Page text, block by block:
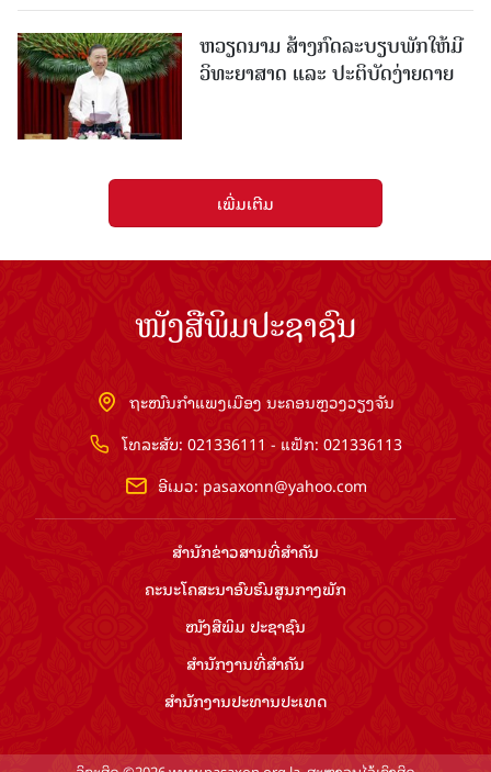
ຫວຽດນາມ ສ້າງກົດລະບຽບພັກໃຫ້ມີ
ວິທະຍາສາດ ແລະ ປະຕິບັດງ່າຍດາຍ
ເພີ່ມເຕີມ
ໜັງສືພິມປະຊາຊົນ
ຖະໜົນກຳແພງເມືອງ ນະຄອນຫຼວງວຽງຈັນ
ໂທລະສັບ: 021336111 - ແຟັກ: 021336113
ອີເມວ: pasaxonn@yahoo.com
ສຳ​ນັກ​ຂ່າວ​ສານ​ທີ່​ສຳ​ຄັນ​
ຄະນະໂຄສະນາອົບຮົມ​ສູນ​ກາງ​ພັກ
ໜັງສືພິມ ປະ​ຊາ​ຊົນ
ສຳ​ນັກ​ງານ​ທີ່​ສຳ​ຄັນ
ສຳ​ນັກ​ງານ​ປະ​ທານ​ປະ​ເທດ